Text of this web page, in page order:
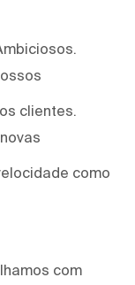
clientes.
como
com